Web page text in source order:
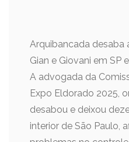
Arquibancada desaba
Gian e Giovani em SP
A advogada da
Expo Eldorado 2025,
desabou e deixou
interior de São Paulo,